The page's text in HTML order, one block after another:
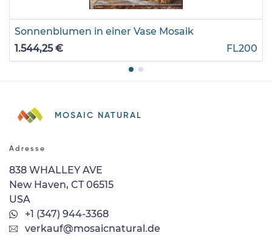
Sonnenblumen in einer Vase Mosaik
1.544,25 €
FL200
MOSAIC NATURAL
Adresse
838 WHALLEY AVE
New Haven, CT 06515
USA
+1 (347) 944-3368
verkauf@mosaicnatural.de